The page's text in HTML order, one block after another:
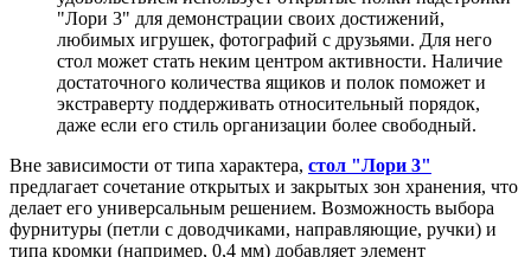
"Лори 3" для демонстрации своих достижений,
любимых игрушек, фотографий с друзьями. Для него
стол может стать неким центром активности. Наличие
достаточного количества ящиков и полок поможет и
экстраверту поддерживать относительный порядок,
даже если его стиль организации более свободный.
Вне зависимости от типа характера, стол "Лори 3"
предлагает сочетание открытых и закрытых зон хранения, что
делает его универсальным решением. Возможность выбора
фурнитуры (петли с доводчиками, направляющие, ручки) и
типа кромки (например, 0,4 мм) добавляет элемент